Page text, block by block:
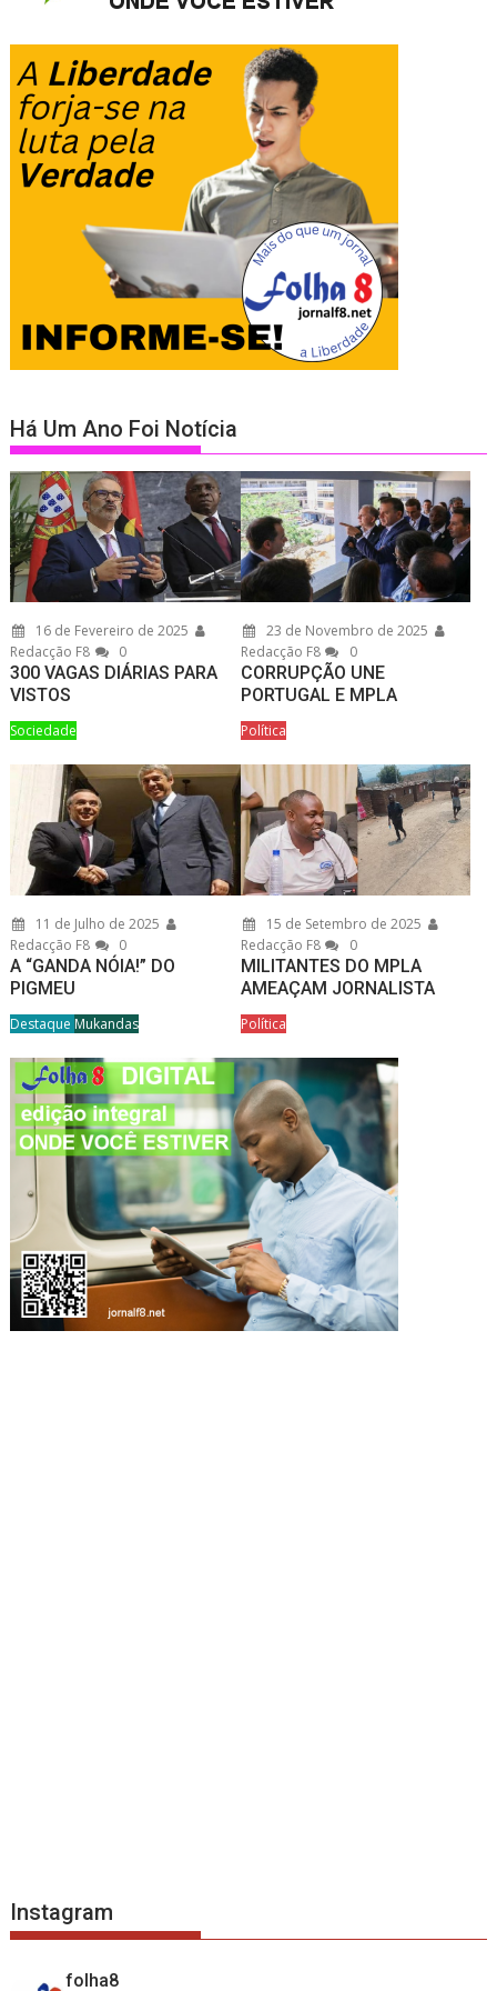
Há Um Ano Foi Notícia
16 de Fevereiro de 2025
Redacção F8
0
300 VAGAS DIÁRIAS PARA
VISTOS
Sociedade
23 de Novembro de 2025
Redacção F8
0
CORRUPÇÃO UNE
PORTUGAL E MPLA
Política
11 de Julho de 2025
Redacção F8
0
A “GANDA NÓIA!” DO
PIGMEU
Destaque Mukandas
15 de Setembro de 2025
Redacção F8
0
MILITANTES DO MPLA
AMEAÇAM JORNALISTA
Política
Instagram
folha8